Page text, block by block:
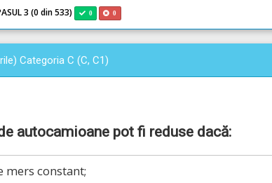
3 (0 din 533) 0 0
Categoria C (C, C1)
autocamioane pot fi reduse dacă:
constant;